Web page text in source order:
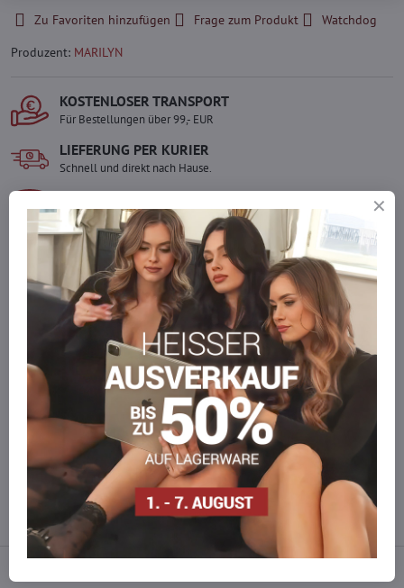
Zu Favoriten hinzufügen Frage zum Produkt
Watchdog
Produzent: MARILYN
KOSTENLOSER TRANSPORT
Für Bestellungen über 99,- EUR
LIEFERUNG PER KURIER
Schnell und direkt nach Hause.
Gesicherte Online-Zahlungen
Ware auf Lager
Wir versenden sofort
Werden Sie Teil von everlady
Werden Sie Teil von everlady und genießen Sie einen5 %
Mitgliedervorteil
bei jedem Einkauf.
Der Vorteil wird automatisch im Warenkorb angewendet.
Möchten Sie mehr bestellen, als wir
auf Lager haben?
Zögern Sie nicht, uns zu kontaktieren, wir füllen die Ware für Sie
wieder auf!
info​@everlady​.eu